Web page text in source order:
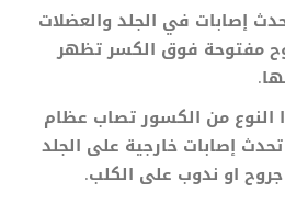
إصابات في الجلد والعضلات
مفتوحة فوق الكسر تظهر
من الكسور تصاب عظام
إصابات خارجية على الجلد
او ندوب على الكلب.